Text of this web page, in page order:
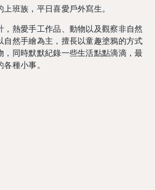
班族，平日喜愛戶外寫生。
，熱愛手工作品、動物以及觀察非自然
自然手繪為主，擅長以童趣塗鴉的方式
，同時默默紀錄一些生活點點滴滴，最
種小事。